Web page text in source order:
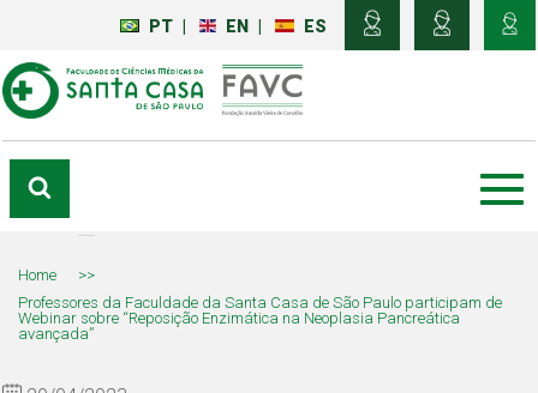
PT EN ES
Home
>>
Professores da Faculdade da Santa Casa de São Paulo participam de
Webinar sobre “Reposição Enzimática na Neoplasia Pancreática
avançada”